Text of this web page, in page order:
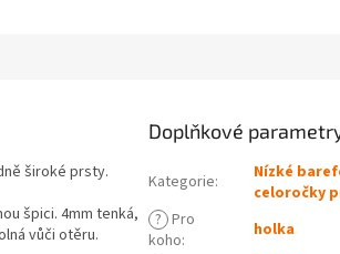
široké prsty.
špici. 4mm tenká,
vůči otěru.
Doplňkové
Kategorie:
Nízké
celoročky
? Pro
koho:
holka